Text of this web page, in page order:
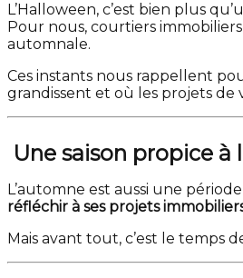
L’Halloween, c’est bien plus
Pour nous, courtiers
automnale.
Ces instants nous rappellent
grandissent et où les projets de
Une saison propice à
L’automne est aussi une
réfléchir à ses projets
Mais avant tout, c’est le temps